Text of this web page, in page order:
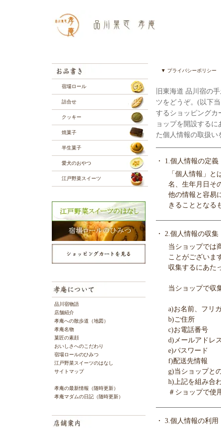
宿場ロール
詰合せ
クッキー
焼菓子
半生菓子
愛犬のおやつ
江戸野菜スイーツ
品川宿物語
店舗紹介
孝庵への散歩道（地図）
孝庵名物
菓匠の素顔
おいしさへのこだわり
宿場ロールのひみつ
江戸野菜スイーツのはなし
サイトマップ
孝庵の最新情報（随時更新）
孝庵マダムの日記（随時更新）
▼ プライバシーポリシー
旧東海道 品川宿の
ツをどうぞ。(以下
するショッピング
ョップを開設する
た個人情報の取扱い
・ 1.個人情報の定義
「個人情報」
名、生年月日そ
他の情報と容易
きることとなる
・ 2.個人情報の収集
当ショップでは
ことがございま
収集するにあた
当ショップで収
a)お名前、フリ
b)ご住所
c)お電話番号
d)メールアドレ
e)パスワード
f)配送先情報
g)当ショップと
h)上記を組み合
＃ショップで使
・ 3.個人情報の利用